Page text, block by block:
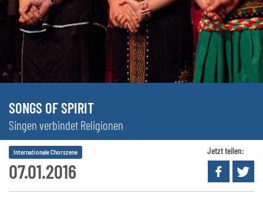
SONGS OF SPIRIT
Singen verbindet Religionen
07.01.2016
Internationale Chorszene Jetzt teilen: